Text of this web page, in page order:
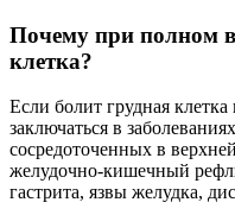
Почему при полном
клетка?
Если болит грудная
заключаться в
сосредоточенных в
желудочно-кишечный
гастрита, язвы желудка,